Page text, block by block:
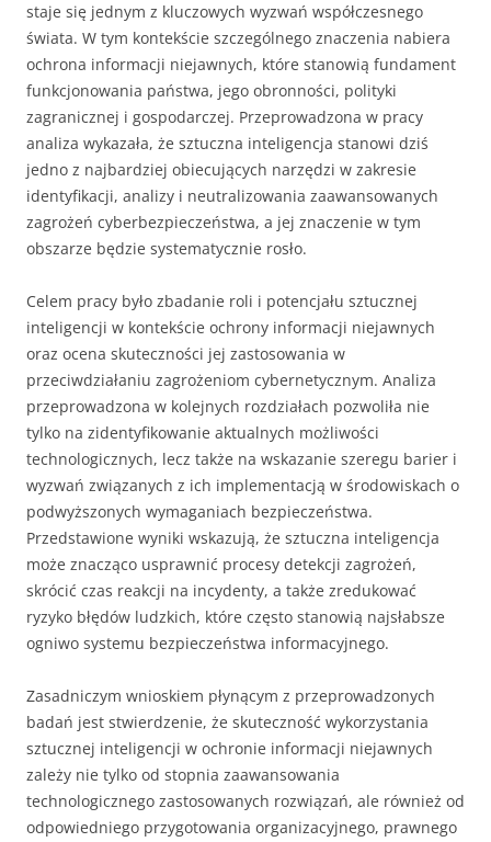
staje się jednym z kluczowych wyzwań współczesnego
świata. W tym kontekście szczególnego znaczenia nabiera
ochrona informacji niejawnych, które stanowią fundament
funkcjonowania państwa, jego obronności, polityki
zagranicznej i gospodarczej. Przeprowadzona w pracy
analiza wykazała, że sztuczna inteligencja stanowi dziś
jedno z najbardziej obiecujących narzędzi w zakresie
identyfikacji, analizy i neutralizowania zaawansowanych
zagrożeń cyberbezpieczeństwa, a jej znaczenie w tym
obszarze będzie systematycznie rosło.
Celem pracy było zbadanie roli i potencjału sztucznej
inteligencji w kontekście ochrony informacji niejawnych
oraz ocena skuteczności jej zastosowania w
przeciwdziałaniu zagrożeniom cybernetycznym. Analiza
przeprowadzona w kolejnych rozdziałach pozwoliła nie
tylko na zidentyfikowanie aktualnych możliwości
technologicznych, lecz także na wskazanie szeregu barier i
wyzwań związanych z ich implementacją w środowiskach o
podwyższonych wymaganiach bezpieczeństwa.
Przedstawione wyniki wskazują, że sztuczna inteligencja
może znacząco usprawnić procesy detekcji zagrożeń,
skrócić czas reakcji na incydenty, a także zredukować
ryzyko błędów ludzkich, które często stanowią najsłabsze
ogniwo systemu bezpieczeństwa informacyjnego.
Zasadniczym wnioskiem płynącym z przeprowadzonych
badań jest stwierdzenie, że skuteczność wykorzystania
sztucznej inteligencji w ochronie informacji niejawnych
zależy nie tylko od stopnia zaawansowania
technologicznego zastosowanych rozwiązań, ale również od
odpowiedniego przygotowania organizacyjnego, prawnego